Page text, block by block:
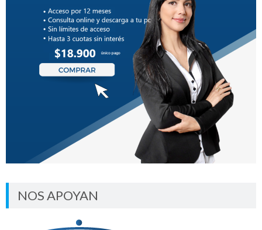
NOS APOYAN